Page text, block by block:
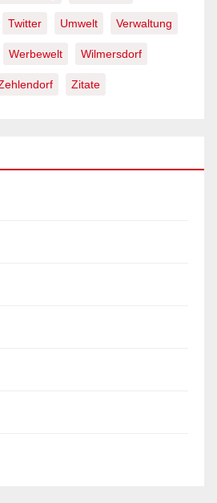
Twitter Umwelt Verwaltung
Werbewelt Wilmersdorf
Zitate